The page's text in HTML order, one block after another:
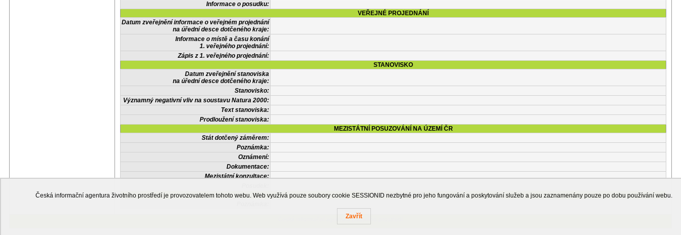
Informace o posudku:
VEŘEJNÉ PROJEDNÁNÍ
Datum zveřejnění informace o veřejném projednání
na úřední desce dotčeného kraje:
Informace o místě a času konání
1. veřejného projednání:
Zápis z 1. veřejného projednání:
STANOVISKO
Datum zveřejnění stanoviska
na úřední desce dotčeného kraje:
Stanovisko:
Významný negativní vliv na soustavu Natura 2000:
Text stanoviska:
Prodloužení stanoviska:
MEZISTÁTNÍ POSUZOVÁNÍ NA ÚZEMÍ ČR
Stát dotčený záměrem:
Poznámka:
Oznámení:
Dokumentace:
Mezistátní konzultace:
OSTATNÍ INFORMACE
Česká informační agentura životního prostředí
Česká informační agentura životního prostředí je provozovatelem tohoto webu. Web využívá pouze soubory cookie SESSIONID nezbytné pro jeho fungování a poskytování služeb a jsou zaznamenány pouze po dobu používání webu.
Zavřít